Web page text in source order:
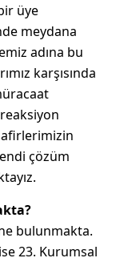
üye
meydana
adına bu
karşısında
çözüm
bulunmakta.
23. Kurumsal